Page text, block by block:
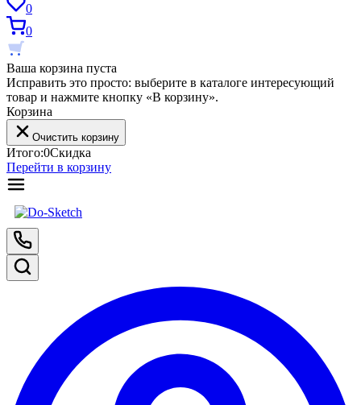
0
0
Ваша корзина пуста
Исправить это просто: выберите в каталоге интересующий
товар и нажмите кнопку «В корзину».
Корзина
Очистить корзину
Итого:0Скидка
Перейти в корзину